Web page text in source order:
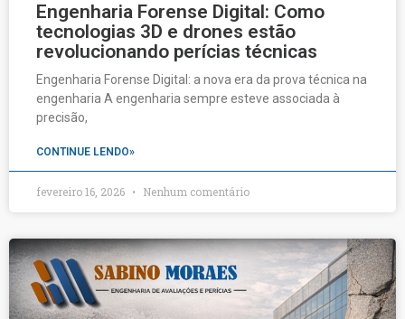
Engenharia Forense Digital: Como
tecnologias 3D e drones estão
revolucionando perícias técnicas
Engenharia Forense Digital: a nova era da prova técnica na
engenharia A engenharia sempre esteve associada à
precisão,
CONTINUE LENDO»
fevereiro 16, 2026 Nenhum comentário